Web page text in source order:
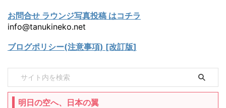
お問合せ ラウンジ写真投稿 はコチラ
info@tanukineko.net
ブログポリシー(注意事項) [改訂版]
明日の空へ、日本の翼